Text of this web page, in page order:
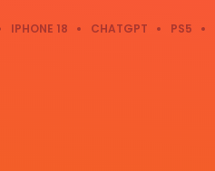
IPHONE 18 CHATGPT PS5